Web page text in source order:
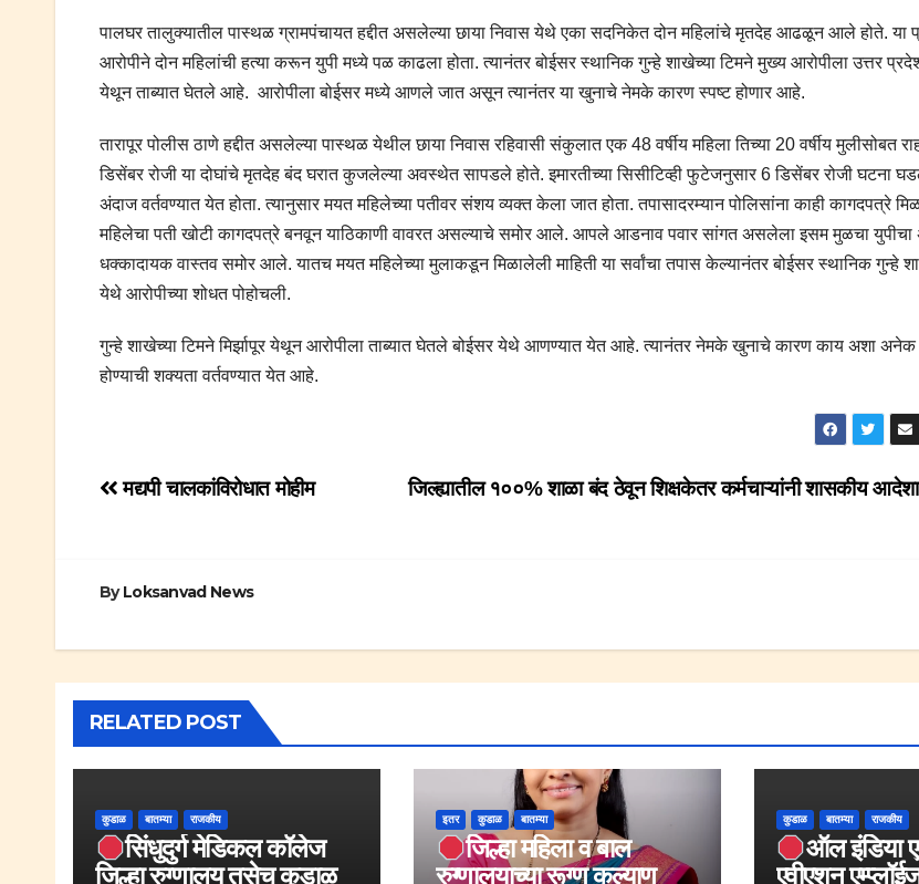
पालघर तालुक्यातील पास्थळ ग्रामपंचायत हद्दीत असलेल्या छाया निवास येथे एका सदनिकेत दोन महिलांचे मृतदेह आढळून आले होते. या
आरोपीने दोन महिलांची हत्या करून युपी मध्ये पळ काढला होता. त्यानंतर बोईसर स्थानिक गुन्हे शाखेच्या टिमने मुख्य आरोपीला उत्तर
येथून ताब्यात घेतले आहे. आरोपीला बोईसर मध्ये आणले जात असून त्यानंतर या खुनाचे नेमके कारण स्पष्ट होणार आहे.
तारापूर पोलीस ठाणे हद्दीत असलेल्या पास्थळ येथील छाया निवास रहिवासी संकुलात एक 48 वर्षीय महिला तिच्या 20 वर्षीय मुलीसोबत
डिसेंबर रोजी या दोघांचे मृतदेह बंद घरात कुजलेल्या अवस्थेत सापडले होते. इमारतीच्या सिसीटिव्ही फुटेजनुसार 6 डिसेंबर रोजी घटना
अंदाज वर्तवण्यात येत होता. त्यानुसार मयत महिलेच्या पतीवर संशय व्यक्त केला जात होता. तपासादरम्यान पोलिसांना काही कागदपत्रे
महिलेचा पती खोटी कागदपत्रे बनवून याठिकाणी वावरत असल्याचे समोर आले. आपले आडनाव पवार सांगत असलेला इसम मुळचा
धक्कादायक वास्तव समोर आले. यातच मयत महिलेच्या मुलाकडून मिळालेली माहिती या सर्वांचा तपास केल्यानंतर बोईसर स्थानिक गुन्हे
येथे आरोपीच्या शोधत पोहोचली.
गुन्हे शाखेच्या टिमने मिर्झापूर येथून आरोपीला ताब्यात घेतले बोईसर येथे आणण्यात येत आहे. त्यानंतर नेमके खुनाचे कारण काय अशा अनेक
होण्याची शक्यता वर्तवण्यात येत आहे.
Post
जिल्ह्यातील १००% शाळा बंद ठेवून शिक्षकेतर कर्मचाऱ्यांनी शासकीय
मद्यपी चालकांविरोधात मोहीम
ByLoksanvad News
RELATED POST
कुडाळ बातम्या राजकीय
सिंधुदुर्ग मेडिकल कॉलेज
जिल्हा रुग्णालय तसेच कुडाळ
इतर कुडाळ बातम्या
जिल्हा महिला व बाल
रुग्णालयाच्या रूग्ण कल्याण
कुडाळ बातम्या राजकीय
ऑल इंडिया
एवीएशन